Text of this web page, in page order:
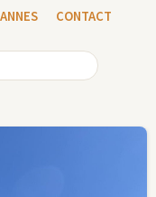
CONTACT